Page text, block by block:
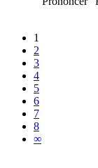
1
2
3
4
5
6
7
8
∞